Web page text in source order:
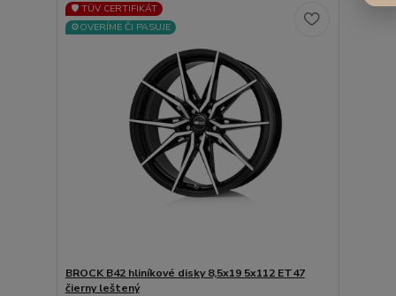
🛡️ TÜV CERTIFIKÁT
⚙️OVERÍME ČI PASUJE
BROCK B42 hliníkové disky 8,5x19 5x112 ET47
čierny leštený